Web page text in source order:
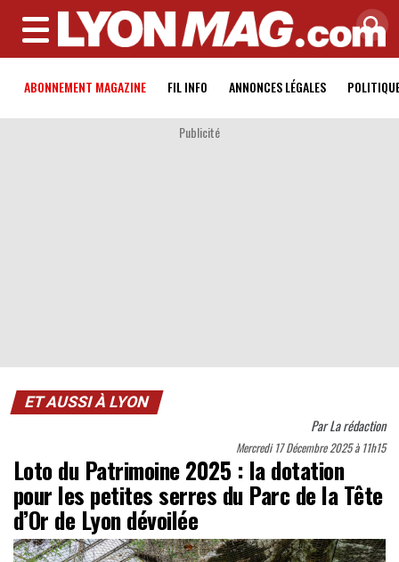
MENU
ABONNEMENT MAGAZINE FIL INFO ANNONCES LÉGALES
Publicité
ET AUSSI À LYON
ParLa rédaction
Mercredi 17 Décembre 2025 à 11h15
Loto du Patrimoine 2025 : la dotation
pour les petites serres du Parc de la Tête
d’Or de Lyon dévoilée